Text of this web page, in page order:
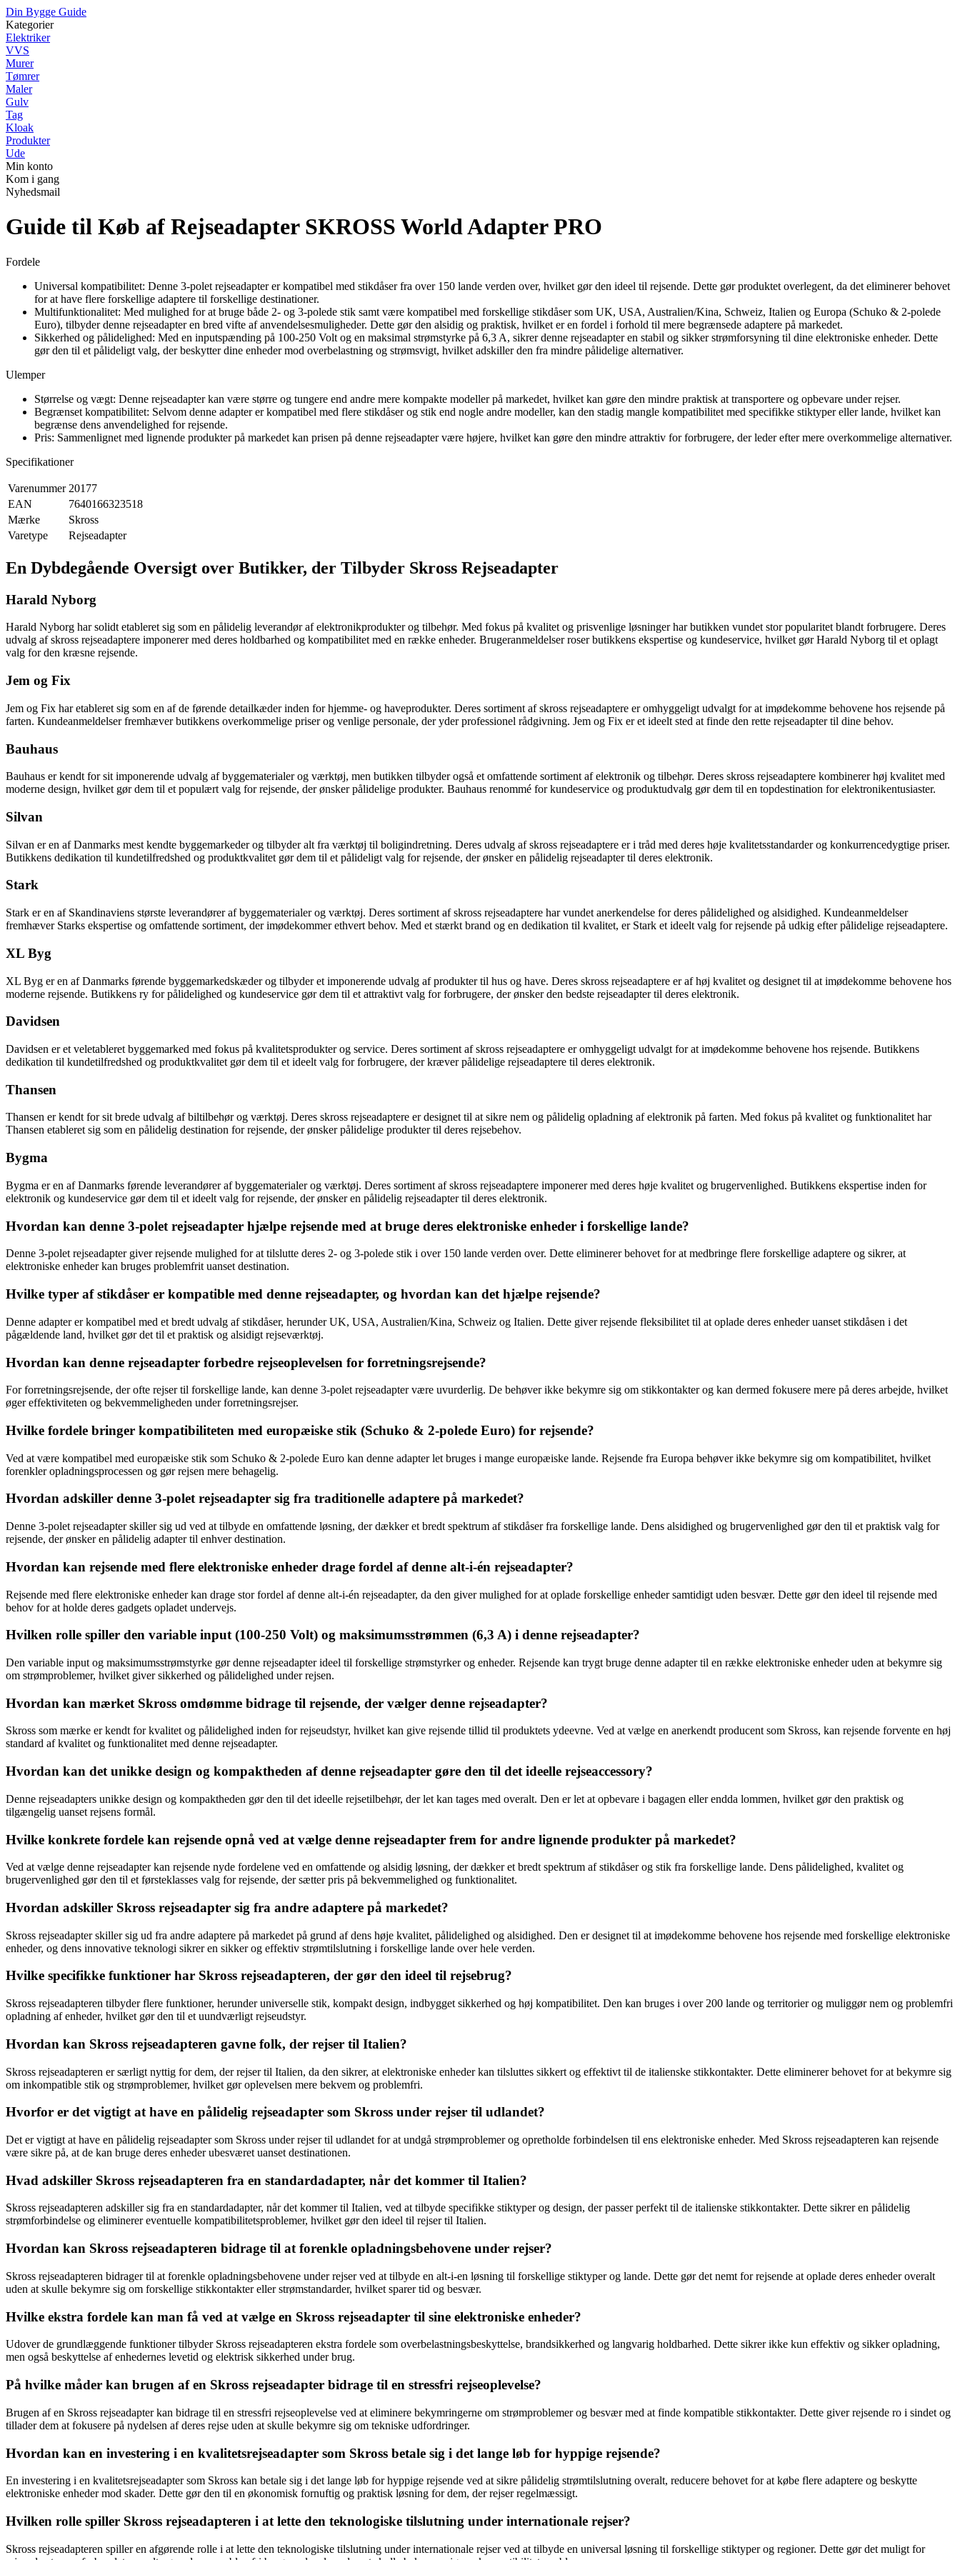
Din Bygge Guide
Kategorier
Elektriker
VVS
Murer
Tømrer
Maler
Gulv
Tag
Kloak
Produkter
Ude
Min konto
Kom i gang
Nyhedsmail
Guide til Køb af Rejseadapter SKROSS World Adapter PRO
Fordele
Universal kompatibilitet: Denne 3-polet rejseadapter er kompatibel med stikdåser fra over 150 lande verden over, hvilket gør den ideel til rejsende. Dette gør produktet overlegent, da det eliminerer behovet
for at have flere forskellige adaptere til forskellige destinationer.
Multifunktionalitet: Med mulighed for at bruge både 2- og 3-polede stik samt være kompatibel med forskellige stikdåser som UK, USA, Australien/Kina, Schweiz, Italien og Europa (Schuko & 2-polede
Euro), tilbyder denne rejseadapter en bred vifte af anvendelsesmuligheder. Dette gør den alsidig og praktisk, hvilket er en fordel i forhold til mere begrænsede adaptere på markedet.
Sikkerhed og pålidelighed: Med en inputspænding på 100-250 Volt og en maksimal strømstyrke på 6,3 A, sikrer denne rejseadapter en stabil og sikker strømforsyning til dine elektroniske enheder. Dette
gør den til et pålideligt valg, der beskytter dine enheder mod overbelastning og strømsvigt, hvilket adskiller den fra mindre pålidelige alternativer.
Ulemper
Størrelse og vægt: Denne rejseadapter kan være større og tungere end andre mere kompakte modeller på markedet, hvilket kan gøre den mindre praktisk at transportere og opbevare under rejser.
Begrænset kompatibilitet: Selvom denne adapter er kompatibel med flere stikdåser og stik end nogle andre modeller, kan den stadig mangle kompatibilitet med specifikke stiktyper eller lande, hvilket kan
begrænse dens anvendelighed for rejsende.
Pris: Sammenlignet med lignende produkter på markedet kan prisen på denne rejseadapter være højere, hvilket kan gøre den mindre attraktiv for forbrugere, der leder efter mere overkommelige alternativer.
Specifikationer
Varenummer 20177
EAN
7640166323518
Mærke
Skross
Varetype
Rejseadapter
En Dybdegående Oversigt over Butikker, der Tilbyder Skross Rejseadapter
Harald Nyborg
Harald Nyborg har solidt etableret sig som en pålidelig leverandør af elektronikprodukter og tilbehør. Med fokus på kvalitet og prisvenlige løsninger har butikken vundet stor popularitet blandt forbrugere. Deres
udvalg af skross rejseadaptere imponerer med deres holdbarhed og kompatibilitet med en række enheder. Brugeranmeldelser roser butikkens ekspertise og kundeservice, hvilket gør Harald Nyborg til et oplagt
valg for den kræsne rejsende.
Jem og Fix
Jem og Fix har etableret sig som en af de førende detailkæder inden for hjemme- og haveprodukter. Deres sortiment af skross rejseadaptere er omhyggeligt udvalgt for at imødekomme behovene hos rejsende på
farten. Kundeanmeldelser fremhæver butikkens overkommelige priser og venlige personale, der yder professionel rådgivning. Jem og Fix er et ideelt sted at finde den rette rejseadapter til dine behov.
Bauhaus
Bauhaus er kendt for sit imponerende udvalg af byggematerialer og værktøj, men butikken tilbyder også et omfattende sortiment af elektronik og tilbehør. Deres skross rejseadaptere kombinerer høj kvalitet med
moderne design, hvilket gør dem til et populært valg for rejsende, der ønsker pålidelige produkter. Bauhaus renommé for kundeservice og produktudvalg gør dem til en topdestination for elektronikentusiaster.
Silvan
Silvan er en af Danmarks mest kendte byggemarkeder og tilbyder alt fra værktøj til boligindretning. Deres udvalg af skross rejseadaptere er i tråd med deres høje kvalitetsstandarder og konkurrencedygtige priser.
Butikkens dedikation til kundetilfredshed og produktkvalitet gør dem til et pålideligt valg for rejsende, der ønsker en pålidelig rejseadapter til deres elektronik.
Stark
Stark er en af Skandinaviens største leverandører af byggematerialer og værktøj. Deres sortiment af skross rejseadaptere har vundet anerkendelse for deres pålidelighed og alsidighed. Kundeanmeldelser
fremhæver Starks ekspertise og omfattende sortiment, der imødekommer ethvert behov. Med et stærkt brand og en dedikation til kvalitet, er Stark et ideelt valg for rejsende på udkig efter pålidelige rejseadaptere.
XL Byg
XL Byg er en af Danmarks førende byggemarkedskæder og tilbyder et imponerende udvalg af produkter til hus og have. Deres skross rejseadaptere er af høj kvalitet og designet til at imødekomme behovene hos
moderne rejsende. Butikkens ry for pålidelighed og kundeservice gør dem til et attraktivt valg for forbrugere, der ønsker den bedste rejseadapter til deres elektronik.
Davidsen
Davidsen er et veletableret byggemarked med fokus på kvalitetsprodukter og service. Deres sortiment af skross rejseadaptere er omhyggeligt udvalgt for at imødekomme behovene hos rejsende. Butikkens
dedikation til kundetilfredshed og produktkvalitet gør dem til et ideelt valg for forbrugere, der kræver pålidelige rejseadaptere til deres elektronik.
Thansen
Thansen er kendt for sit brede udvalg af biltilbehør og værktøj. Deres skross rejseadaptere er designet til at sikre nem og pålidelig opladning af elektronik på farten. Med fokus på kvalitet og funktionalitet har
Thansen etableret sig som en pålidelig destination for rejsende, der ønsker pålidelige produkter til deres rejsebehov.
Bygma
Bygma er en af Danmarks førende leverandører af byggematerialer og værktøj. Deres sortiment af skross rejseadaptere imponerer med deres høje kvalitet og brugervenlighed. Butikkens ekspertise inden for
elektronik og kundeservice gør dem til et ideelt valg for rejsende, der ønsker en pålidelig rejseadapter til deres elektronik.
Hvordan kan denne 3-polet rejseadapter hjælpe rejsende med at bruge deres elektroniske enheder i forskellige lande?
Denne 3-polet rejseadapter giver rejsende mulighed for at tilslutte deres 2- og 3-polede stik i over 150 lande verden over. Dette eliminerer behovet for at medbringe flere forskellige adaptere og sikrer, at
elektroniske enheder kan bruges problemfrit uanset destination.
Hvilke typer af stikdåser er kompatible med denne rejseadapter, og hvordan kan det hjælpe rejsende?
Denne adapter er kompatibel med et bredt udvalg af stikdåser, herunder UK, USA, Australien/Kina, Schweiz og Italien. Dette giver rejsende fleksibilitet til at oplade deres enheder uanset stikdåsen i det
pågældende land, hvilket gør det til et praktisk og alsidigt rejseværktøj.
Hvordan kan denne rejseadapter forbedre rejseoplevelsen for forretningsrejsende?
For forretningsrejsende, der ofte rejser til forskellige lande, kan denne 3-polet rejseadapter være uvurderlig. De behøver ikke bekymre sig om stikkontakter og kan dermed fokusere mere på deres arbejde, hvilket
øger effektiviteten og bekvemmeligheden under forretningsrejser.
Hvilke fordele bringer kompatibiliteten med europæiske stik (Schuko & 2-polede Euro) for rejsende?
Ved at være kompatibel med europæiske stik som Schuko & 2-polede Euro kan denne adapter let bruges i mange europæiske lande. Rejsende fra Europa behøver ikke bekymre sig om kompatibilitet, hvilket
forenkler opladningsprocessen og gør rejsen mere behagelig.
Hvordan adskiller denne 3-polet rejseadapter sig fra traditionelle adaptere på markedet?
Denne 3-polet rejseadapter skiller sig ud ved at tilbyde en omfattende løsning, der dækker et bredt spektrum af stikdåser fra forskellige lande. Dens alsidighed og brugervenlighed gør den til et praktisk valg for
rejsende, der ønsker en pålidelig adapter til enhver destination.
Hvordan kan rejsende med flere elektroniske enheder drage fordel af denne alt-i-én rejseadapter?
Rejsende med flere elektroniske enheder kan drage stor fordel af denne alt-i-én rejseadapter, da den giver mulighed for at oplade forskellige enheder samtidigt uden besvær. Dette gør den ideel til rejsende med
behov for at holde deres gadgets opladet undervejs.
Hvilken rolle spiller den variable input (100-250 Volt) og maksimumsstrømmen (6,3 A) i denne rejseadapter?
Den variable input og maksimumsstrømstyrke gør denne rejseadapter ideel til forskellige strømstyrker og enheder. Rejsende kan trygt bruge denne adapter til en række elektroniske enheder uden at bekymre sig
om strømproblemer, hvilket giver sikkerhed og pålidelighed under rejsen.
Hvordan kan mærket Skross omdømme bidrage til rejsende, der vælger denne rejseadapter?
Skross som mærke er kendt for kvalitet og pålidelighed inden for rejseudstyr, hvilket kan give rejsende tillid til produktets ydeevne. Ved at vælge en anerkendt producent som Skross, kan rejsende forvente en høj
standard af kvalitet og funktionalitet med denne rejseadapter.
Hvordan kan det unikke design og kompaktheden af denne rejseadapter gøre den til det ideelle rejseaccessory?
Denne rejseadapters unikke design og kompaktheden gør den til det ideelle rejsetilbehør, der let kan tages med overalt. Den er let at opbevare i bagagen eller endda lommen, hvilket gør den praktisk og
tilgængelig uanset rejsens formål.
Hvilke konkrete fordele kan rejsende opnå ved at vælge denne rejseadapter frem for andre lignende produkter på markedet?
Ved at vælge denne rejseadapter kan rejsende nyde fordelene ved en omfattende og alsidig løsning, der dækker et bredt spektrum af stikdåser og stik fra forskellige lande. Dens pålidelighed, kvalitet og
brugervenlighed gør den til et førsteklasses valg for rejsende, der sætter pris på bekvemmelighed og funktionalitet.
Hvordan adskiller Skross rejseadapter sig fra andre adaptere på markedet?
Skross rejseadapter skiller sig ud fra andre adaptere på markedet på grund af dens høje kvalitet, pålidelighed og alsidighed. Den er designet til at imødekomme behovene hos rejsende med forskellige elektroniske
enheder, og dens innovative teknologi sikrer en sikker og effektiv strømtilslutning i forskellige lande over hele verden.
Hvilke specifikke funktioner har Skross rejseadapteren, der gør den ideel til rejsebrug?
Skross rejseadapteren tilbyder flere funktioner, herunder universelle stik, kompakt design, indbygget sikkerhed og høj kompatibilitet. Den kan bruges i over 200 lande og territorier og muliggør nem og problemfri
opladning af enheder, hvilket gør den til et uundværligt rejseudstyr.
Hvordan kan Skross rejseadapteren gavne folk, der rejser til Italien?
Skross rejseadapteren er særligt nyttig for dem, der rejser til Italien, da den sikrer, at elektroniske enheder kan tilsluttes sikkert og effektivt til de italienske stikkontakter. Dette eliminerer behovet for at bekymre sig
om inkompatible stik og strømproblemer, hvilket gør oplevelsen mere bekvem og problemfri.
Hvorfor er det vigtigt at have en pålidelig rejseadapter som Skross under rejser til udlandet?
Det er vigtigt at have en pålidelig rejseadapter som Skross under rejser til udlandet for at undgå strømproblemer og opretholde forbindelsen til ens elektroniske enheder. Med Skross rejseadapteren kan rejsende
være sikre på, at de kan bruge deres enheder ubesværet uanset destinationen.
Hvad adskiller Skross rejseadapteren fra en standardadapter, når det kommer til Italien?
Skross rejseadapteren adskiller sig fra en standardadapter, når det kommer til Italien, ved at tilbyde specifikke stiktyper og design, der passer perfekt til de italienske stikkontakter. Dette sikrer en pålidelig
strømforbindelse og eliminerer eventuelle kompatibilitetsproblemer, hvilket gør den ideel til rejser til Italien.
Hvordan kan Skross rejseadapteren bidrage til at forenkle opladningsbehovene under rejser?
Skross rejseadapteren bidrager til at forenkle opladningsbehovene under rejser ved at tilbyde en alt-i-en løsning til forskellige stiktyper og lande. Dette gør det nemt for rejsende at oplade deres enheder overalt
uden at skulle bekymre sig om forskellige stikkontakter eller strømstandarder, hvilket sparer tid og besvær.
Hvilke ekstra fordele kan man få ved at vælge en Skross rejseadapter til sine elektroniske enheder?
Udover de grundlæggende funktioner tilbyder Skross rejseadapteren ekstra fordele som overbelastningsbeskyttelse, brandsikkerhed og langvarig holdbarhed. Dette sikrer ikke kun effektiv og sikker opladning,
men også beskyttelse af enhedernes levetid og elektrisk sikkerhed under brug.
På hvilke måder kan brugen af en Skross rejseadapter bidrage til en stressfri rejseoplevelse?
Brugen af en Skross rejseadapter kan bidrage til en stressfri rejseoplevelse ved at eliminere bekymringerne om strømproblemer og besvær med at finde kompatible stikkontakter. Dette giver rejsende ro i sindet og
tillader dem at fokusere på nydelsen af deres rejse uden at skulle bekymre sig om tekniske udfordringer.
Hvordan kan en investering i en kvalitetsrejseadapter som Skross betale sig i det lange løb for hyppige rejsende?
En investering i en kvalitetsrejseadapter som Skross kan betale sig i det lange løb for hyppige rejsende ved at sikre pålidelig strømtilslutning overalt, reducere behovet for at købe flere adaptere og beskytte
elektroniske enheder mod skader. Dette gør den til en økonomisk fornuftig og praktisk løsning for dem, der rejser regelmæssigt.
Hvilken rolle spiller Skross rejseadapteren i at lette den teknologiske tilslutning under internationale rejser?
Skross rejseadapteren spiller en afgørende rolle i at lette den teknologiske tilslutning under internationale rejser ved at tilbyde en universal løsning til forskellige stiktyper og regioner. Dette gør det muligt for